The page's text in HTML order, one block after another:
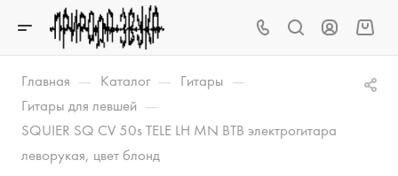
Главная — Каталог — Гитары —
Гитары для левшей —
SQUIER SQ CV 50s TELE LH MN BTB электрогитара
леворукая, цвет блонд